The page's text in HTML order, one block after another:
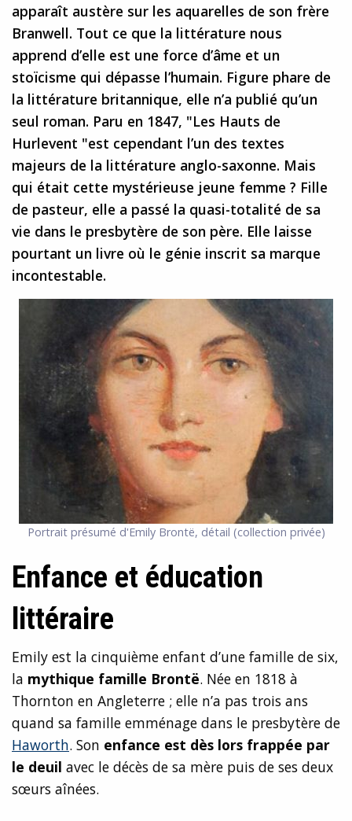
apparaît austère sur les aquarelles de son frère
Branwell. Tout ce que la littérature nous
apprend d’elle est une force d’âme et un
stoïcisme qui dépasse l’humain. Figure phare de
la littérature britannique, elle n’a publié qu’un
seul roman. Paru en 1847, "Les Hauts de
Hurlevent "est cependant l’un des textes
majeurs de la littérature anglo-saxonne. Mais
qui était cette mystérieuse jeune femme ? Fille
de pasteur, elle a passé la quasi-totalité de sa
vie dans le presbytère de son père. Elle laisse
pourtant un livre où le génie inscrit sa marque
incontestable.
Portrait présumé d'Emily Brontë, détail (collection privée)
Enfance et éducation
littéraire
Emily est la cinquième enfant d’une famille de six,
la mythique famille Brontë. Née en 1818 à
Thornton en Angleterre ; elle n’a pas trois ans
quand sa famille emménage dans le presbytère de
Haworth. Son enfance est dès lors frappée par
le deuil avec le décès de sa mère puis de ses deux
sœurs aînées.